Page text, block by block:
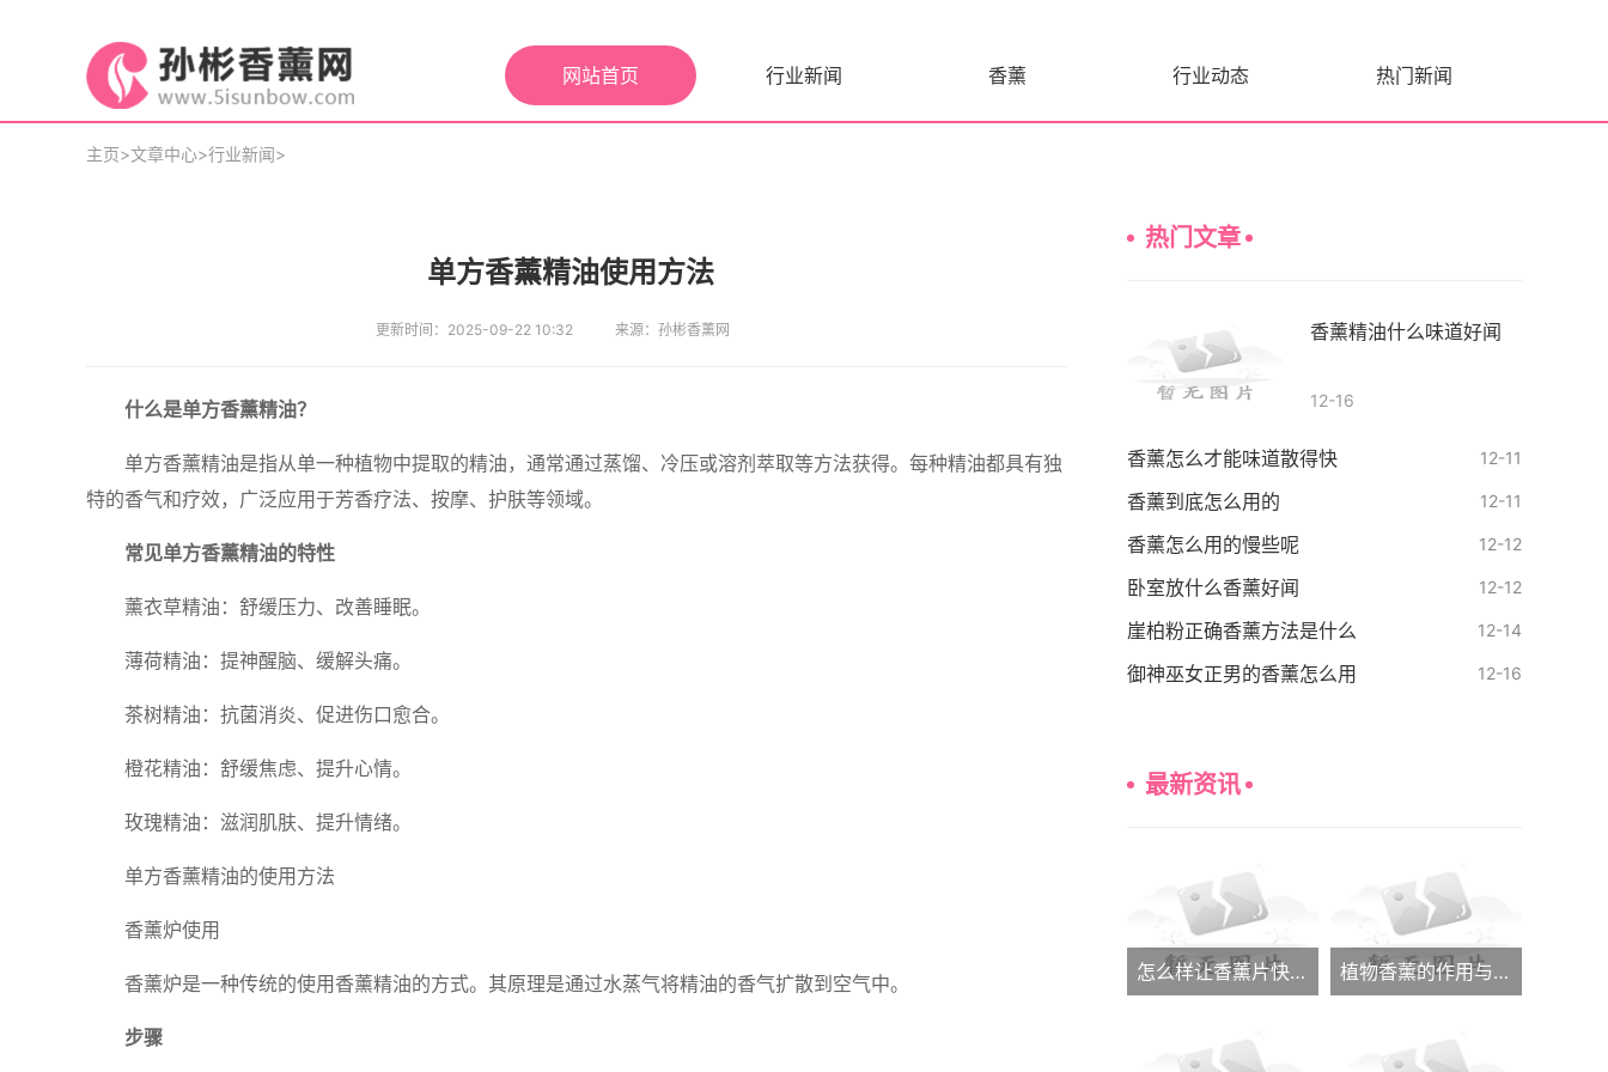
网站首页 行业新闻 香薰 行业动态 热门新闻
主页>文章中心>行业新闻>
单方香薰精油使用方法
更新时间：2025-09-22 10:32 来源：孙彬香薰网
什么是单方香薰精油？
单方香薰精油是指从单一种植物中提取的精油，通常通过蒸馏、冷压或溶剂萃取等方法获得。每种精油都具有独
特的香气和疗效，广泛应用于芳香疗法、按摩、护肤等领域。
常见单方香薰精油的特性
薰衣草精油：舒缓压力、改善睡眠。
薄荷精油：提神醒脑、缓解头痛。
茶树精油：抗菌消炎、促进伤口愈合。
橙花精油：舒缓焦虑、提升心情。
玫瑰精油：滋润肌肤、提升情绪。
单方香薰精油的使用方法
香薰炉使用
香薰炉是一种传统的使用香薰精油的方式。其原理是通过水蒸气将精油的香气扩散到空气中。
步骤
热门文章
香薰精油什么味道好闻
12-16
香薰怎么才能味道散得快 12-11
香薰到底怎么用的 12-11
香薰怎么用的慢些呢 12-12
卧室放什么香薰好闻 12-12
崖柏粉正确香薰方法是什么 12-14
御神巫女正男的香薰怎么用 12-16
最新资讯
怎么样让香薰片快速发香呢 植物香薰的作用与功效大全